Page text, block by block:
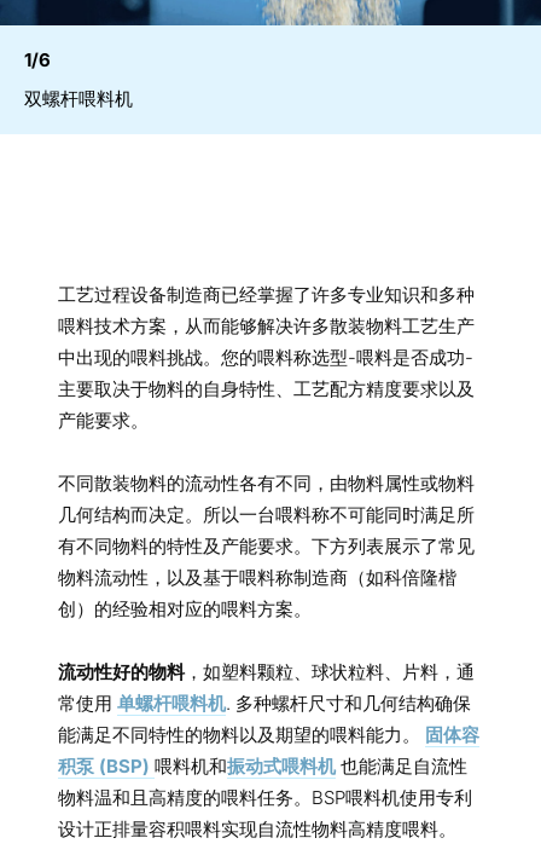
1/6
双螺杆喂料机
工艺过程设备制造商已经掌握了许多专业知识和多种
喂料技术方案，从而能够解决许多散装物料工艺生产
中出现的喂料挑战。您的喂料称选型-喂料是否成功-
主要取决于物料的自身特性、工艺配方精度要求以及
产能要求。
不同散装物料的流动性各有不同，由物料属性或物料
几何结构而决定。所以一台喂料称不可能同时满足所
有不同物料的特性及产能要求。下方列表展示了常见
物料流动性，以及基于喂料称制造商（如科倍隆楷
创）的经验相对应的喂料方案。
流动性好的物料，如塑料颗粒、球状粒料、片料，通
常使用 单螺杆喂料机. 多种螺杆尺寸和几何结构确保
能满足不同特性的物料以及期望的喂料能力。 固体容
积泵 (BSP) 喂料机和振动式喂料机也能满足自流性
物料温和且高精度的喂料任务。BSP喂料机使用专利
设计正排量容积喂料实现自流性物料高精度喂料。